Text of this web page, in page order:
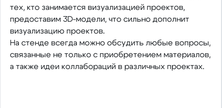
тех, кто занимается визуализацией проектов,
предоставим 3D-модели, что сильно дополнит
визуализацию проектов.
На стенде всегда можно обсудить любые вопросы,
связанные не только с приобретением материалов,
а также идеи коллабораций в различных проектах.